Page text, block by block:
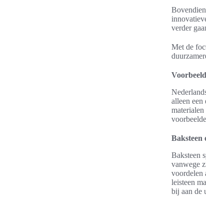
verder
Met de
alleen een
Baksteen
Baksteen
vanwege
voordelen
leisteen
bij aan de